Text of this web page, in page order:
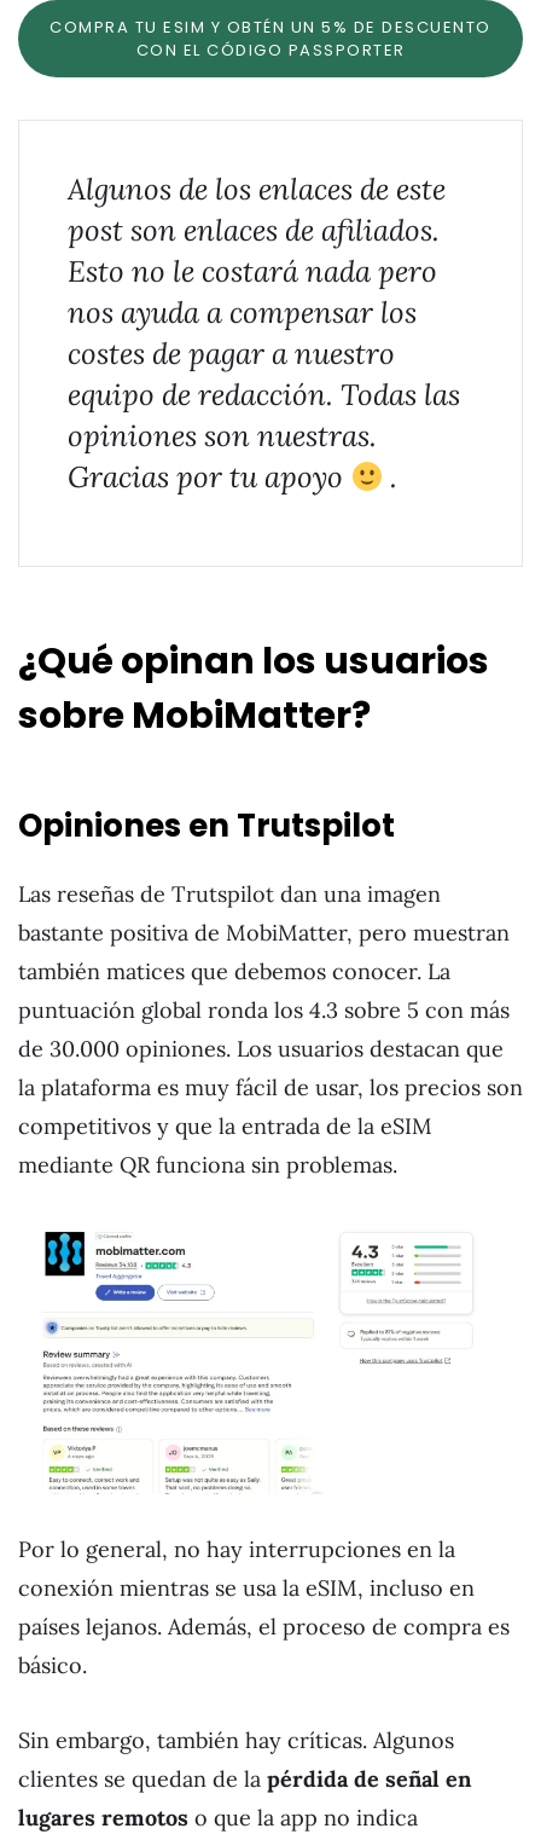
COMPRA TU ESIM Y OBTÉN UN 5% DE DESCUENTO
CON EL CÓDIGO PASSPORTER
Algunos de los enlaces de este
post son enlaces de afiliados.
Esto no le costará nada pero
nos ayuda a compensar los
costes de pagar a nuestro
equipo de redacción. Todas las
opiniones son nuestras.
Gracias por tu apoyo
.
¿Qué opinan los usuarios
sobre MobiMatter?
Opiniones en Trutspilot
Las reseñas de Trutspilot dan una imagen
bastante positiva de MobiMatter, pero muestran
también matices que debemos conocer. La
puntuación global ronda los 4.3 sobre 5 con más
de 30.000 opiniones. Los usuarios destacan que
la plataforma es muy fácil de usar, los precios son
competitivos y que la entrada de la eSIM
mediante QR funciona sin problemas.
Por lo general, no hay interrupciones en la
conexión mientras se usa la eSIM, incluso en
países lejanos. Además, el proceso de compra es
básico.
Sin embargo, también hay críticas. Algunos
clientes se quedan de la pérdida de señal en
lugares remotos o que la app no indica